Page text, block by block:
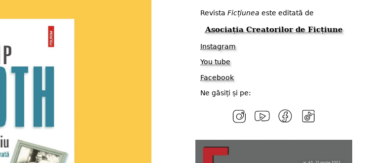
Revista Ficțiunea este editată de
Asociația Creatorilor de Ficțiune
Instagram
You tube
Facebook
Ne găsiți și pe: